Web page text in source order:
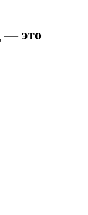
— это